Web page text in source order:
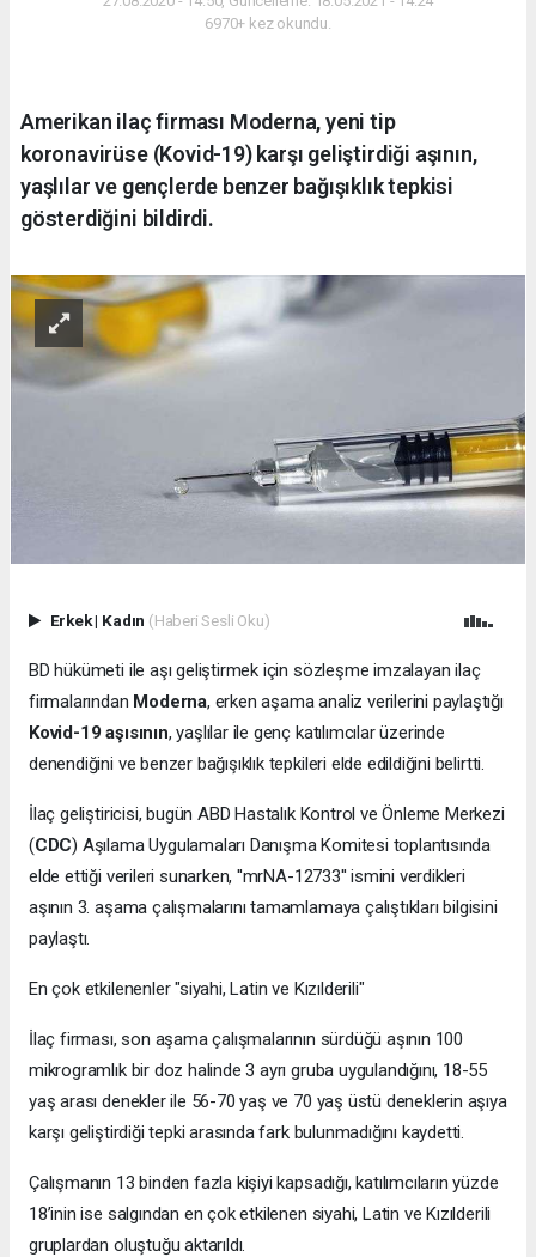
6970+ kez okundu.
Amerikan ilaç firması Moderna, yeni tip
koronavirüse (Kovid-19) karşı geliştirdiği aşının,
yaşlılar ve gençlerde benzer bağışıklık tepkisi
gösterdiğini bildirdi.
Erkek| Kadın (Haberi Sesli Oku)
BD hükümeti ile aşı geliştirmek için sözleşme imzalayan ilaç
firmalarından Moderna, erken aşama analiz verilerini paylaştığı
Kovid-19 aşısının, yaşlılar ile genç katılımcılar üzerinde
denendiğini ve benzer bağışıklık tepkileri elde edildiğini belirtti.
İlaç geliştiricisi, bugün ABD Hastalık Kontrol ve Önleme Merkezi
(CDC) Aşılama Uygulamaları Danışma Komitesi toplantısında
elde ettiği verileri sunarken, ''mrNA-12733'' ismini verdikleri
aşının 3. aşama çalışmalarını tamamlamaya çalıştıkları bilgisini
paylaştı.
En çok etkilenenler "siyahi, Latin ve Kızılderili"
İlaç firması, son aşama çalışmalarının sürdüğü aşının 100
mikrogramlık bir doz halinde 3 ayrı gruba uygulandığını, 18-55
yaş arası denekler ile 56-70 yaş ve 70 yaş üstü deneklerin aşıya
karşı geliştirdiği tepki arasında fark bulunmadığını kaydetti.
Çalışmanın 13 binden fazla kişiyi kapsadığı, katılımcıların yüzde
18’inin ise salgından en çok etkilenen siyahi, Latin ve Kızılderili
gruplardan oluştuğu aktarıldı.